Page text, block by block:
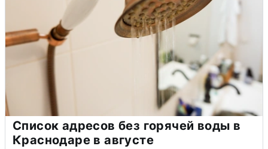
Список адресов без горячей воды в
Краснодаре в августе